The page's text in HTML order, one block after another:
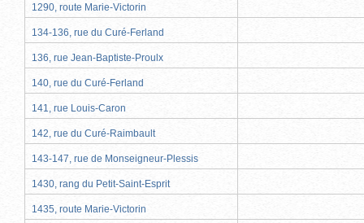
1290, route Marie-Victorin
134-136, rue du Curé-Ferland
136, rue Jean-Baptiste-Proulx
140, rue du Curé-Ferland
141, rue Louis-Caron
142, rue du Curé-Raimbault
143-147, rue de Monseigneur-Plessis
1430, rang du Petit-Saint-Esprit
1435, route Marie-Victorin